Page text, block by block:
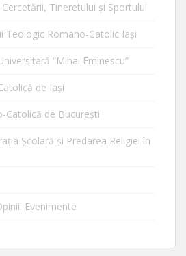
Tineretului şi Sportului
Teologic Romano-Catolic Iaşi
”Mihai Eminescu”
de Iaşi
Catolică de Bucureşti
Școlară și Predarea Religiei în
Evenimente